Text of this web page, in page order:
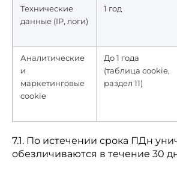
Технические
данные (IP, логи)
1 год
Аналитические
и
маркетинговые
cookie
До 1 года
(таблица cookie,
раздел 11)
7.1. По истечении срока ПДн
обезличиваются в течение 30